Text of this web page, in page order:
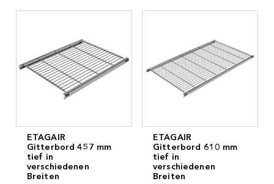
ETAGAIR
Gitterbord 457 mm
tief in
verschiedenen
Breiten
ETAGAIR
Gitterbord 610 mm
tief in
verschiedenen
Breiten